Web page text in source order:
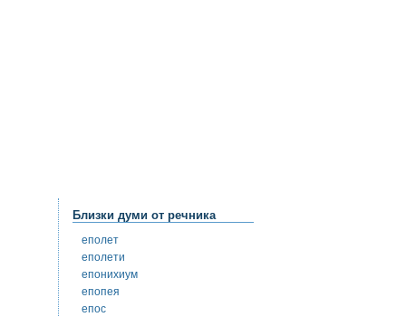
Близки думи от речника
еполет
еполети
епонихиум
епопея
епос